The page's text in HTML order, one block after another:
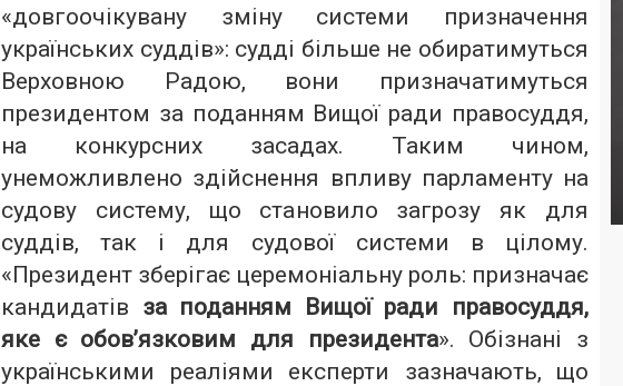
«довгоочікувану зміну системи призначення
українських суддів»: судді більше не обиратимуться
Верховною Радою, вони призначатимуться
президентом за поданням Вищої ради правосуддя,
на конкурсних засадах. Таким чином,
унеможливлено здійснення впливу парламенту на
судову систему, що становило загрозу як для
суддів, так і для судової системи в цілому.
«Президент зберігає церемоніальну роль: призначає
кандидатів за поданням Вищої ради правосуддя,
яке є обов’язковим для президента». Обізнані з
українськими реаліями експерти зазначають, що